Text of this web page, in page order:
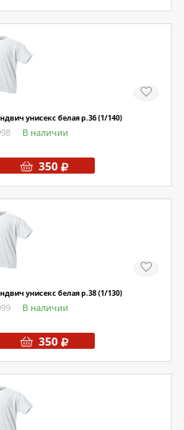
унисекс белая р.36 (1/140)
В наличии
350
унисекс белая р.38 (1/130)
В наличии
350